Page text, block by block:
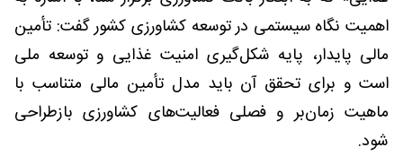
اهمیت نگاه سیستمی در توسعه کشاورزی کشور گفت: تأمین
مالی پایدار، پایه شکل‌گیری امنیت غذایی و توسعه ملی
است و برای تحقق آن باید مدل تأمین مالی متناسب با
ماهیت زمان‌بر و فصلی فعالیت‌های کشاورزی بازطراحی
شود.